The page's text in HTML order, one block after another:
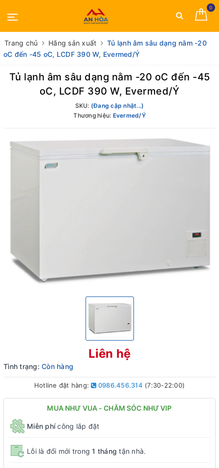
0
Trang chủ Hãng sản xuất
Tủ lạnh âm sâu dạng nằm -20
oC đến -45 oC, LCDF 390 W, Evermed/Ý
Tủ lạnh âm sâu dạng nằm -20 oC đến -45
oC, LCDF 390 W, Evermed/Ý
SKU: (Đang cập nhật...)
Thương hiệu: Evermed/Ý
Liên hệ
Tình trạng: Còn hàng
Hotline đặt hàng: 0986.456.314 (7:30-22:00)
MUA NHƯ VUA - CHĂM SÓC NHƯ VIP
Miễn phícông lắp đặt
Lỗi là đổi mới trong1 tháng tận nhà.